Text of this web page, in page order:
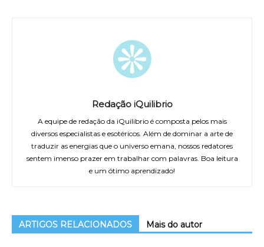
Redação iQuilibrio
A equipe de redação da iQuilibrio é composta pelos mais
diversos especialistas e esotéricos. Além de dominar a arte de
traduzir as energias que o universo emana, nossos redatores
sentem imenso prazer em trabalhar com palavras. Boa leitura
e um ótimo aprendizado!
ARTIGOS RELACIONADOS Mais do autor